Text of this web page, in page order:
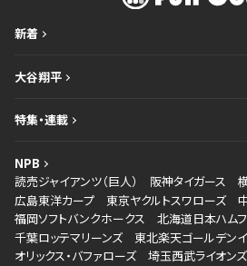
新着
大谷翔平
特集・連載
NPB
読売ジャイアンツ（巨人）
阪神タイガース
広島東洋カープ
東京ヤクルトスワローズ
福岡ソフトバンクホークス
北海道日本ハム
千葉ロッテマリーンズ
東北楽天ゴールデン
オリックス・バファローズ
埼玉西武ライオンズ